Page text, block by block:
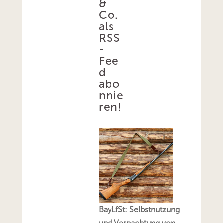
&
Co.
als
RSS
-
Fee
d
abo
nnie
ren!
BayLfSt: Selbstnutzung